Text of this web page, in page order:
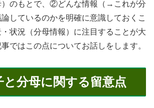
のもとで、②どんな情報（→これが分
しているのかを明確に意識しておくこ
状況（分母情報）に注目することが大
ではこの点についてお話しをします。
と分母に関する留意点